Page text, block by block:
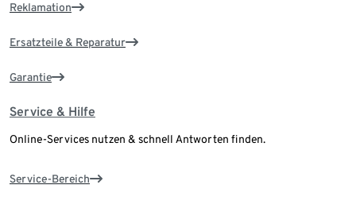
Reklamation
Ersatzteile & Reparatur
Garantie
Service & Hilfe
Online-Services nutzen & schnell Antworten finden.
Service-Bereich